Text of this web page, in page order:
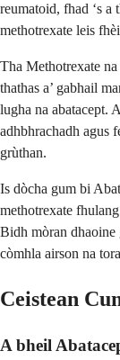
reumatoid, fhad ‘s a
methotrexate leis
Tha Methotrexate
thathas a’ gabhail
lugha na abatacept.
adhbhrachadh agus
grùthan.
Is dòcha gum bi
methotrexate
Bidh mòran dhaoine
còmhla airson na
Ceistean
A bheil